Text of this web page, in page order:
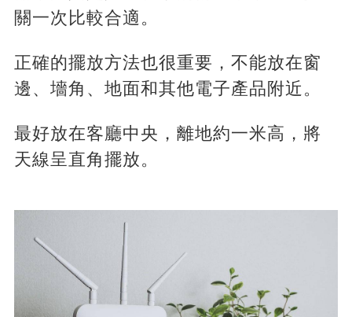
關一次比較合適。
正確的擺放方法也很重要，不能放在窗
邊、墻角、地面和其他電子產品附近。
最好放在客廳中央，離地約一米高，將
天線呈直角擺放。